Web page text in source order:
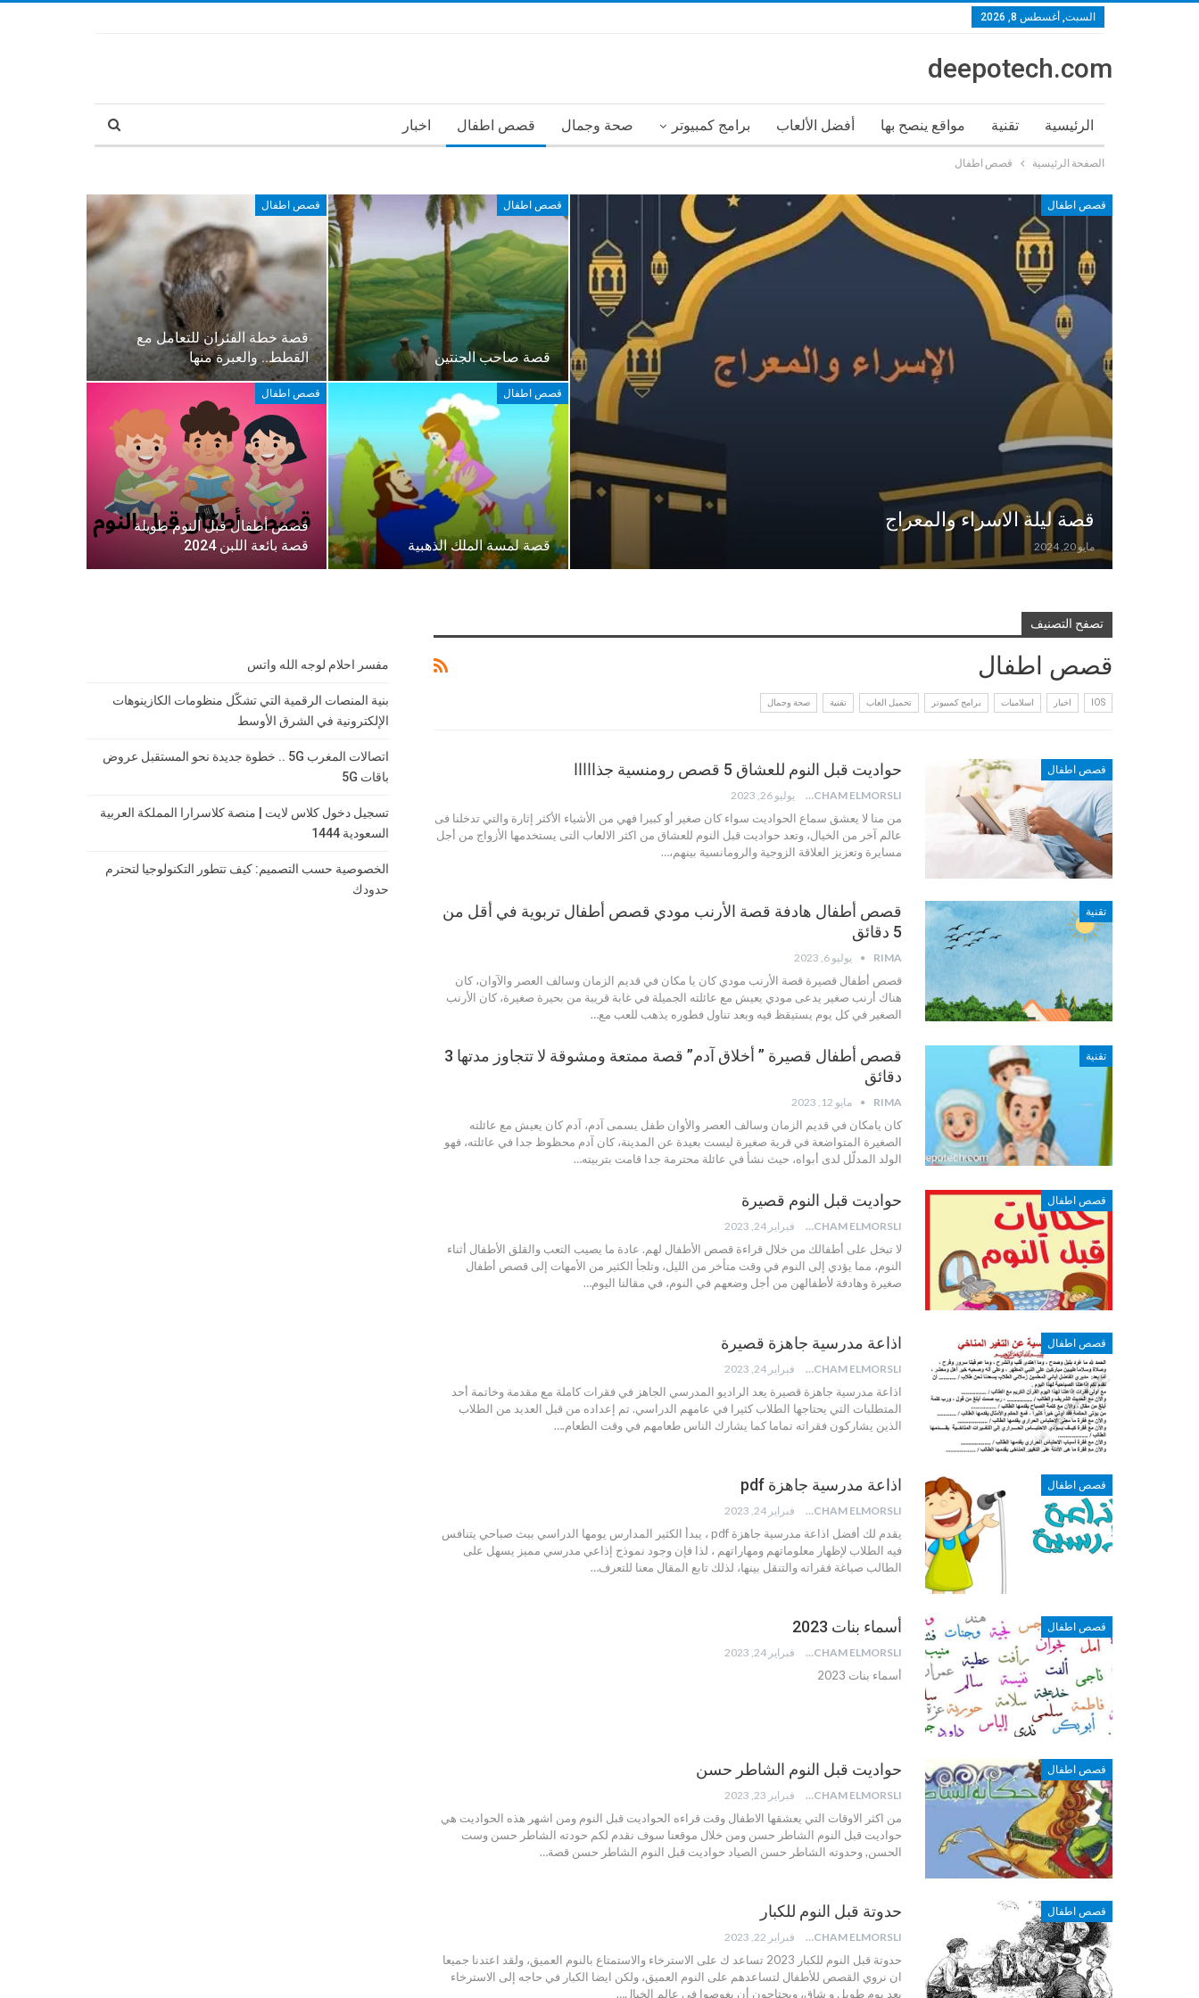
السبت, أغسطس 8, 2026
deepotech.com
الرئيسية تقنية مواقع ينصح بها أفضل الألعاب برامج كمبيوتر صحة وجمال قصص اطفال اخبار
الصفحة الرئيسية قصص اطفال
قصص اطفال
قصة ليلة الاسراء والمعراج
مايو 20, 2024
قصص اطفال
قصة صاحب الجنتين
قصص اطفال
قصة خطة الفئران للتعامل مع
القطط.. والعبرة منها
قصص اطفال
قصة لمسة الملك الذهبية
قصص اطفال
قصص أطفال قبل النوم طويلة
قصة بائعة اللبن 2024
تصفح التصنيف
قصص اطفال
IOS اخبار اسلاميات برامج كمبيوتر تحميل العاب تقنية صحة وجمال
قصص اطفال حواديت قبل النوم للعشاق 5 قصص رومنسية جذااااا
HICHAM ELMORSLI يوليو 26, 2023
من منا لا يعشق سماع الحواديت سواء كان صغير أو كبيرا فهي من الأشياء الأكثر إثارة والتي تدخلنا فى
عالم آخر من الخيال، وتعد حواديت قبل النوم للعشاق من اكثر الالعاب التى يستخدمها الأزواج من أجل
مسايرة وتعزيز العلاقة الزوجية والرومانسية بينهم،…
تقنية
قصص أطفال هادفة قصة الأرنب مودي قصص أطفال تربوية في أقل من
5 دقائق
RIMA يوليو 6, 2023
قصص أطفال قصيرة قصة الأرنب مودي كان يا مكان في قديم الزمان وسالف العصر والآوان، كان
هناك أرنب صغير يدعى مودي يعيش مع عائلته الجميلة في غابة قريبة من بحيرة صغيرة، كان الأرنب
الصغير في كل يوم يستيقظ فيه وبعد تناول فطوره يذهب للعب مع…
تقنية
قصص أطفال قصيرة ” أخلاق آدم” قصة ممتعة ومشوقة لا تتجاوز مدتها 3
دقائق
RIMA مايو 12, 2023
كان يامكان في قديم الزمان وسالف العصر والأوان طفل يسمى آدم، آدم كان يعيش مع عائلته
الصغيرة المتواضعة في قرية صغيرة ليست بعيدة عن المدينة، كان آدم محظوظ جدا في عائلته، فهو
الولد المدلّل لدى أبواه، حيث نشأ في عائلة محترمة جدا قامت بتربيته…
قصص اطفال حواديت قبل النوم قصيرة
HICHAM ELMORSLI فبراير 24, 2023
لا تبخل على أطفالك من خلال قراءة قصص الأطفال لهم. عادة ما يصيب التعب والقلق الأطفال أثناء
النوم، مما يؤدي إلى النوم في وقت متأخر من الليل، وتلجأ الكثير من الأمهات إلى قصص أطفال
صغيرة وهادفة لأطفالهن من أجل وضعهم في النوم، في مقالنا اليوم…
قصص اطفال اذاعة مدرسية جاهزة قصيرة
HICHAM ELMORSLI فبراير 24, 2023
اذاعة مدرسية جاهزة قصيرة يعد الراديو المدرسي الجاهز في فقرات كاملة مع مقدمة وخاتمة أحد
المتطلبات التي يحتاجها الطلاب كثيرا في عامهم الدراسي. تم إعداده من قبل العديد من الطلاب
الذين يشاركون فقراته تماما كما يشارك الناس طعامهم في وقت الطعام.…
قصص اطفال اذاعة مدرسية جاهزة pdf
HICHAM ELMORSLI فبراير 24, 2023
يقدم لك أفضل اذاعة مدرسية جاهزة pdf ، يبدأ الكثير المدارس يومها الدراسي ببث صباحي يتنافس
فيه الطلاب لإظهار معلوماتهم ومهاراتهم ، لذا فإن وجود نموذج إذاعي مدرسي مميز يسهل على
الطالب صياغة فقراته والتنقل بينها، لذلك تابع المقال معنا للتعرف…
قصص اطفال أسماء بنات 2023
HICHAM ELMORSLI فبراير 24, 2023
أسماء بنات 2023
قصص اطفال حواديت قبل النوم الشاطر حسن
HICHAM ELMORSLI فبراير 23, 2023
من اكثر الاوقات التي يعشقها الاطفال وقت قراءه الحواديت قبل النوم ومن اشهر هذه الحواديت هي
حواديت قبل النوم الشاطر حسن ومن خلال موقعنا سوف نقدم لكم حودته الشاطر حسن وست
الحسن, وحدوته الشاطر حسن الصياد حواديت قبل النوم الشاطر حسن قصة…
قصص اطفال حدوتة قبل النوم للكبار
HICHAM ELMORSLI فبراير 22, 2023
حدوتة قبل النوم للكبار 2023 تساعد ك على الاسترخاء والاستمتاع بالنوم العميق، ولقد اعتدنا جميعا
ان نروي القصص للأطفال لتساعدهم على النوم العميق، ولكن ايضا الكبار في حاجه إلى الاسترخاء
بعد يوم طويل و شاق، ويحتاجون أن يغوصوا في عالم الخيال…
مفسر احلام لوجه الله واتس
بنية المنصات الرقمية التي تشكّل منظومات الكازينوهات
الإلكترونية في الشرق الأوسط
اتصالات المغرب 5G .. خطوة جديدة نحو المستقبل عروض
باقات 5G
تسجيل دخول كلاس لايت | منصة كلاسرارا المملكة العربية
السعودية 1444
الخصوصية حسب التصميم: كيف تتطور التكنولوجيا لتحترم
حدودك